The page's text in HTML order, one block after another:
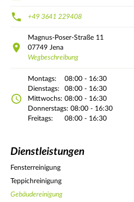
+49 3641 229408
Magnus-Poser-Straße 11
07749 Jena
Wegbeschreibung
Montags:
08:00 - 16:30
Dienstags:
08:00 - 16:30
Mittwochs: 08:00 - 16:30
Donnerstags: 08:00 - 16:30
Freitags:
08:00 - 16:30
Dienstleistungen
Fensterreinigung
Teppichreinigung
Gebäudereinigung